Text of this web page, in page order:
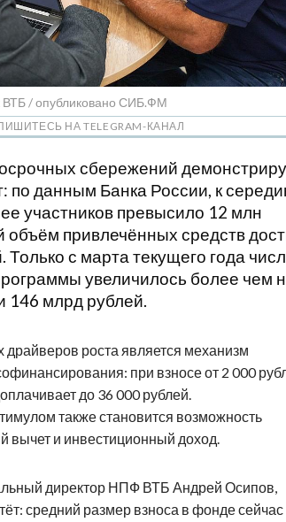
/ опубликовано СИБ.ФМ
НА TELEGRAM-КАНАЛ
сбережений
по данным Банка России, к
участников превысило 12 млн
объём привлечённых средств
Только с марта текущего года
увеличилось более чем
146 млрд рублей.
роста является механизм
при взносе от 2 000
до 36 000 рублей.
также становится возможность
вычет и инвестиционный доход.
директор НПФ ВТБ Андрей Осипов,
средний размер взноса в фонде сейчас